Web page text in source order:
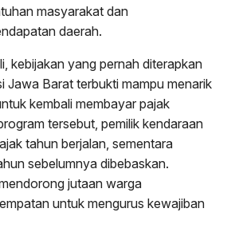
masyarakat dan
daerah.
kebijakan yang pernah diterapkan
Jawa Barat terbukti mampu menarik
kembali membayar pajak
tersebut, pemilik kendaraan
tahun berjalan, sementara
sebelumnya dibebaskan.
jutaan warga
untuk mengurus kewajiban